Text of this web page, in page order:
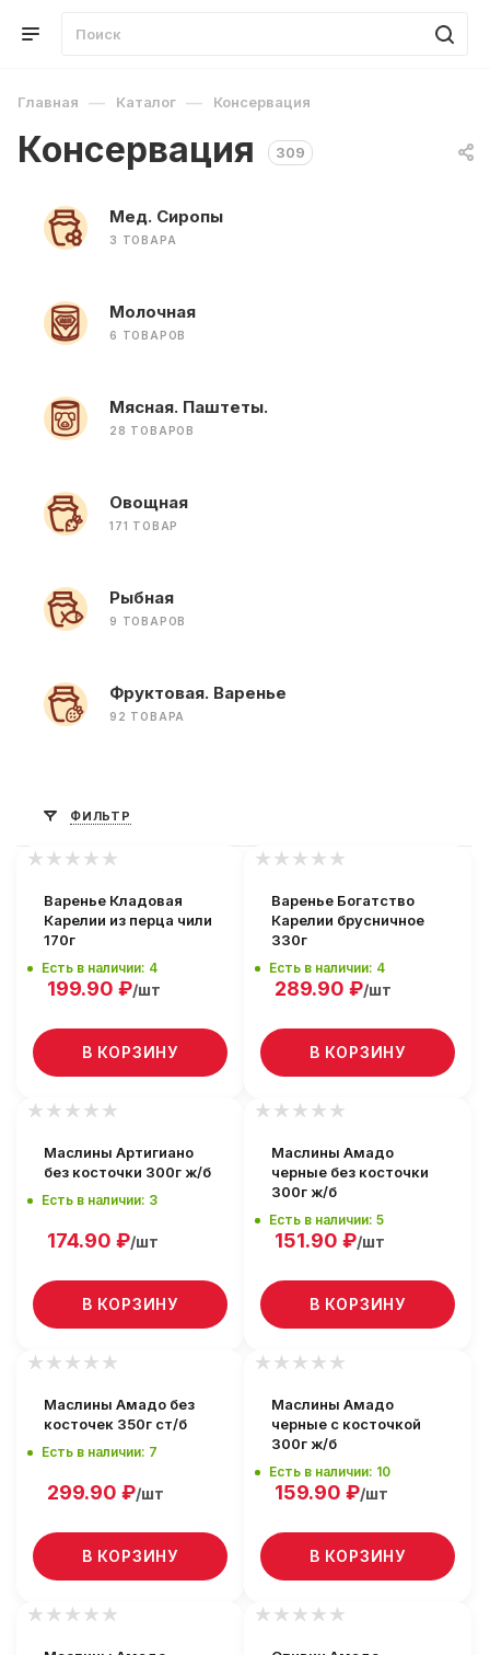
Главная — Каталог — Консервация
Консервация 309
Мед. Сиропы
3 ТОВАРА
Молочная
6 ТОВАРОВ
Мясная. Паштеты.
28 ТОВАРОВ
Овощная
171 ТОВАР
Рыбная
9 ТОВАРОВ
Фруктовая. Варенье
92 ТОВАРА
ФИЛЬТР
Варенье Кладовая
Карелии из перца чили
170г
Есть в наличии: 4
199.90 ₽/шт
В КОРЗИНУ
Варенье Богатство
Карелии брусничное
330г
Есть в наличии: 4
289.90 ₽/шт
В КОРЗИНУ
Маслины Артигиано
без косточки 300г ж/б
Есть в наличии: 3
174.90 ₽/шт
В КОРЗИНУ
Маслины Амадо
черные без косточки
300г ж/б
Есть в наличии: 5
151.90 ₽/шт
В КОРЗИНУ
Маслины Амадо без
косточек 350г ст/б
Есть в наличии: 7
299.90 ₽/шт
В КОРЗИНУ
Маслины Амадо
черные с косточкой
300г ж/б
Есть в наличии: 10
159.90 ₽/шт
В КОРЗИНУ